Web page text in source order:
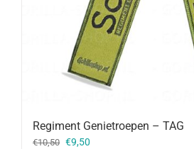
Regiment Genietroepen – TAG
€10,50 Oorspronkelijke
€9,50